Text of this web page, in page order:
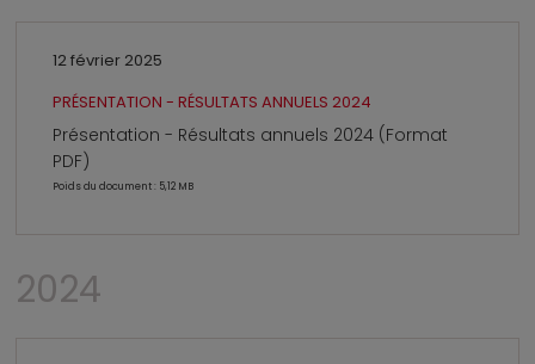
12 février 2025
PRÉSENTATION - RÉSULTATS ANNUELS 2024
Présentation - Résultats annuels 2024 (Format
PDF)
Poids du document : 5,12 MB
2024